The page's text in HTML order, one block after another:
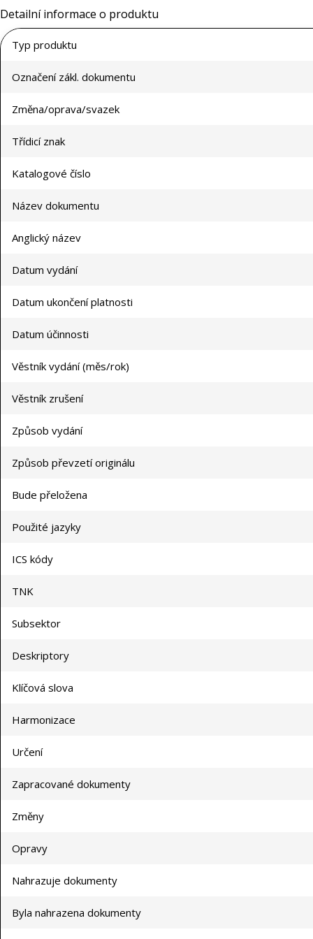
Detailní informace o produktu
Typ produktu
Označení zákl. dokumentu
Změna/oprava/svazek
Třídicí znak
Katalogové číslo
Název dokumentu
Anglický název
Datum vydání
Datum ukončení platnosti
Datum účinnosti
Věstník vydání (měs/rok)
Věstník zrušení
Způsob vydání
Způsob převzetí originálu
Bude přeložena
Použité jazyky
ICS kódy
TNK
Subsektor
Deskriptory
Klíčová slova
Harmonizace
Určení
Zapracované dokumenty
Změny
Opravy
Nahrazuje dokumenty
Byla nahrazena dokumenty